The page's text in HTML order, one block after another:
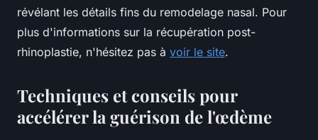
révélant les détails fins du remodelage nasal. Pour
plus d'informations sur la récupération post-
rhinoplastie, n'hésitez pas à voir le site.
Techniques et conseils pour
accélérer la guérison de l'œdème